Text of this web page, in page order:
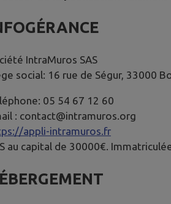
IntraMuros SAS
social: 16 rue de Ségur, 33000
05 54 67 12 60
: contact@intramuros.org
appli-intramuros.fr
au capital de 30000€.